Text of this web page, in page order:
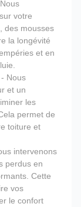
votre
des mousses
la longévité
et en
- Nous
et un
les
permet de
toiture et
intervenons
perdus en
Cette
vos
le confort